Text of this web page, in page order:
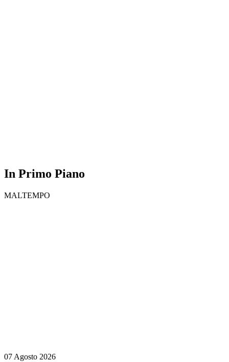
In Primo Piano
MALTEMPO
07 Agosto 2026